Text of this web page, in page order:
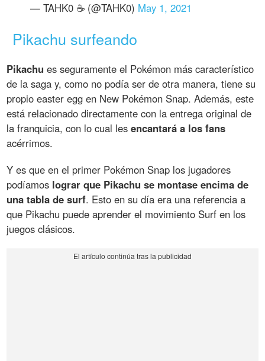
— TAHK0 ☕️ (@TAHK0) May 1, 2021
Pikachu surfeando
Pikachu es seguramente el Pokémon más característico
de la saga y, como no podía ser de otra manera, tiene su
propio easter egg en New Pokémon Snap. Además, este
está relacionado directamente con la entrega original de
la franquicia, con lo cual lesencantará a los fans
acérrimos.
Y es que en el primer Pokémon Snap los jugadores
podíamos lograr que Pikachu se montase encima de
una tabla de surf. Esto en su día era una referencia a
que Pikachu puede aprender el movimiento Surf en los
juegos clásicos.